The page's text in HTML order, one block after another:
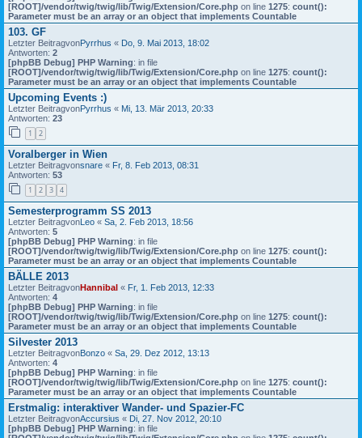
[ROOT]/vendor/twig/twig/lib/Twig/Extension/Core.php on line 1275: count():
Parameter must be an array or an object that implements Countable
103. GF
Letzter BeitragvonPyrrhus « Do, 9. Mai 2013, 18:02
Antworten: 2
[phpBB Debug] PHP Warning: in file
[ROOT]/vendor/twig/twig/lib/Twig/Extension/Core.php on line 1275: count():
Parameter must be an array or an object that implements Countable
Upcoming Events :)
Letzter BeitragvonPyrrhus « Mi, 13. Mär 2013, 20:33
Antworten: 23
1 2
Voralberger in Wien
Letzter Beitragvonsnare « Fr, 8. Feb 2013, 08:31
Antworten: 53
1 2 3 4
Semesterprogramm SS 2013
Letzter Beitragvon Leo « Sa, 2. Feb 2013, 18:56
Antworten: 5
[phpBB Debug] PHP Warning: in file
[ROOT]/vendor/twig/twig/lib/Twig/Extension/Core.php on line 1275: count():
Parameter must be an array or an object that implements Countable
BÄLLE 2013
Letzter BeitragvonHannibal « Fr, 1. Feb 2013, 12:33
Antworten: 4
[phpBB Debug] PHP Warning: in file
[ROOT]/vendor/twig/twig/lib/Twig/Extension/Core.php on line 1275: count():
Parameter must be an array or an object that implements Countable
Silvester 2013
Letzter BeitragvonBonzo « Sa, 29. Dez 2012, 13:13
Antworten: 4
[phpBB Debug] PHP Warning: in file
[ROOT]/vendor/twig/twig/lib/Twig/Extension/Core.php on line 1275: count():
Parameter must be an array or an object that implements Countable
Erstmalig: interaktiver Wander- und Spazier-FC
Letzter BeitragvonAccursius « Di, 27. Nov 2012, 20:10
[phpBB Debug] PHP Warning: in file